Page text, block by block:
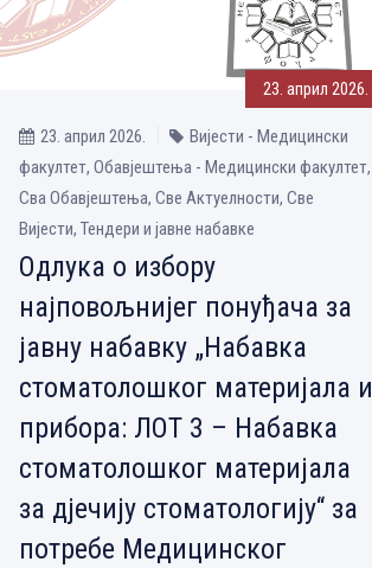
23. април 2026.
23. април 2026.
Вијести - Медицински
факултет, Обавјештења - Медицински факултет,
Сва Обавјештења, Све Aктуелности, Све
Вијести, Тендери и јавне набавке
Одлука о избору
најповољнијег понуђача за
јавну набавку „Набавка
стоматолошког материјала и
прибора: ЛОТ 3 – Набавка
стоматолошког материјала
за дјечију стоматологију“ за
потребе Медицинског